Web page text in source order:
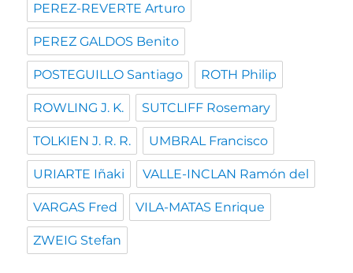
PEREZ-REVERTE Arturo
PEREZ GALDOS Benito
POSTEGUILLO Santiago ROTH Philip
ROWLING J. K. SUTCLIFF Rosemary
TOLKIEN J. R. R. UMBRAL Francisco
URIARTE Iñaki VALLE-INCLAN Ramón del
VARGAS Fred VILA-MATAS Enrique
ZWEIG Stefan